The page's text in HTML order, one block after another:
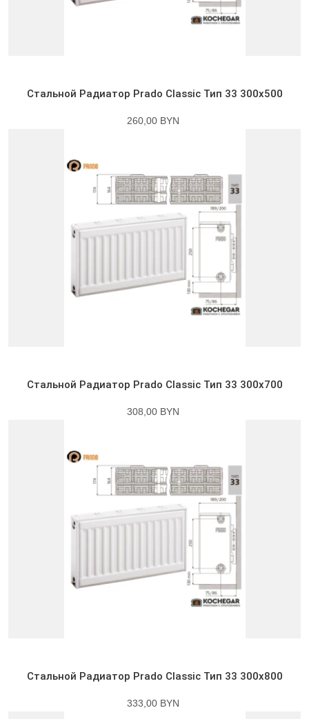
Стальной Радиатор Prado Classic Тип 33 300x500
260,00 BYN
Стальной Радиатор Prado Classic Тип 33 300x700
308,00 BYN
Стальной Радиатор Prado Classic Тип 33 300x800
333,00 BYN